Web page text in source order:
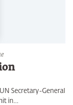
Secretary-General
in…